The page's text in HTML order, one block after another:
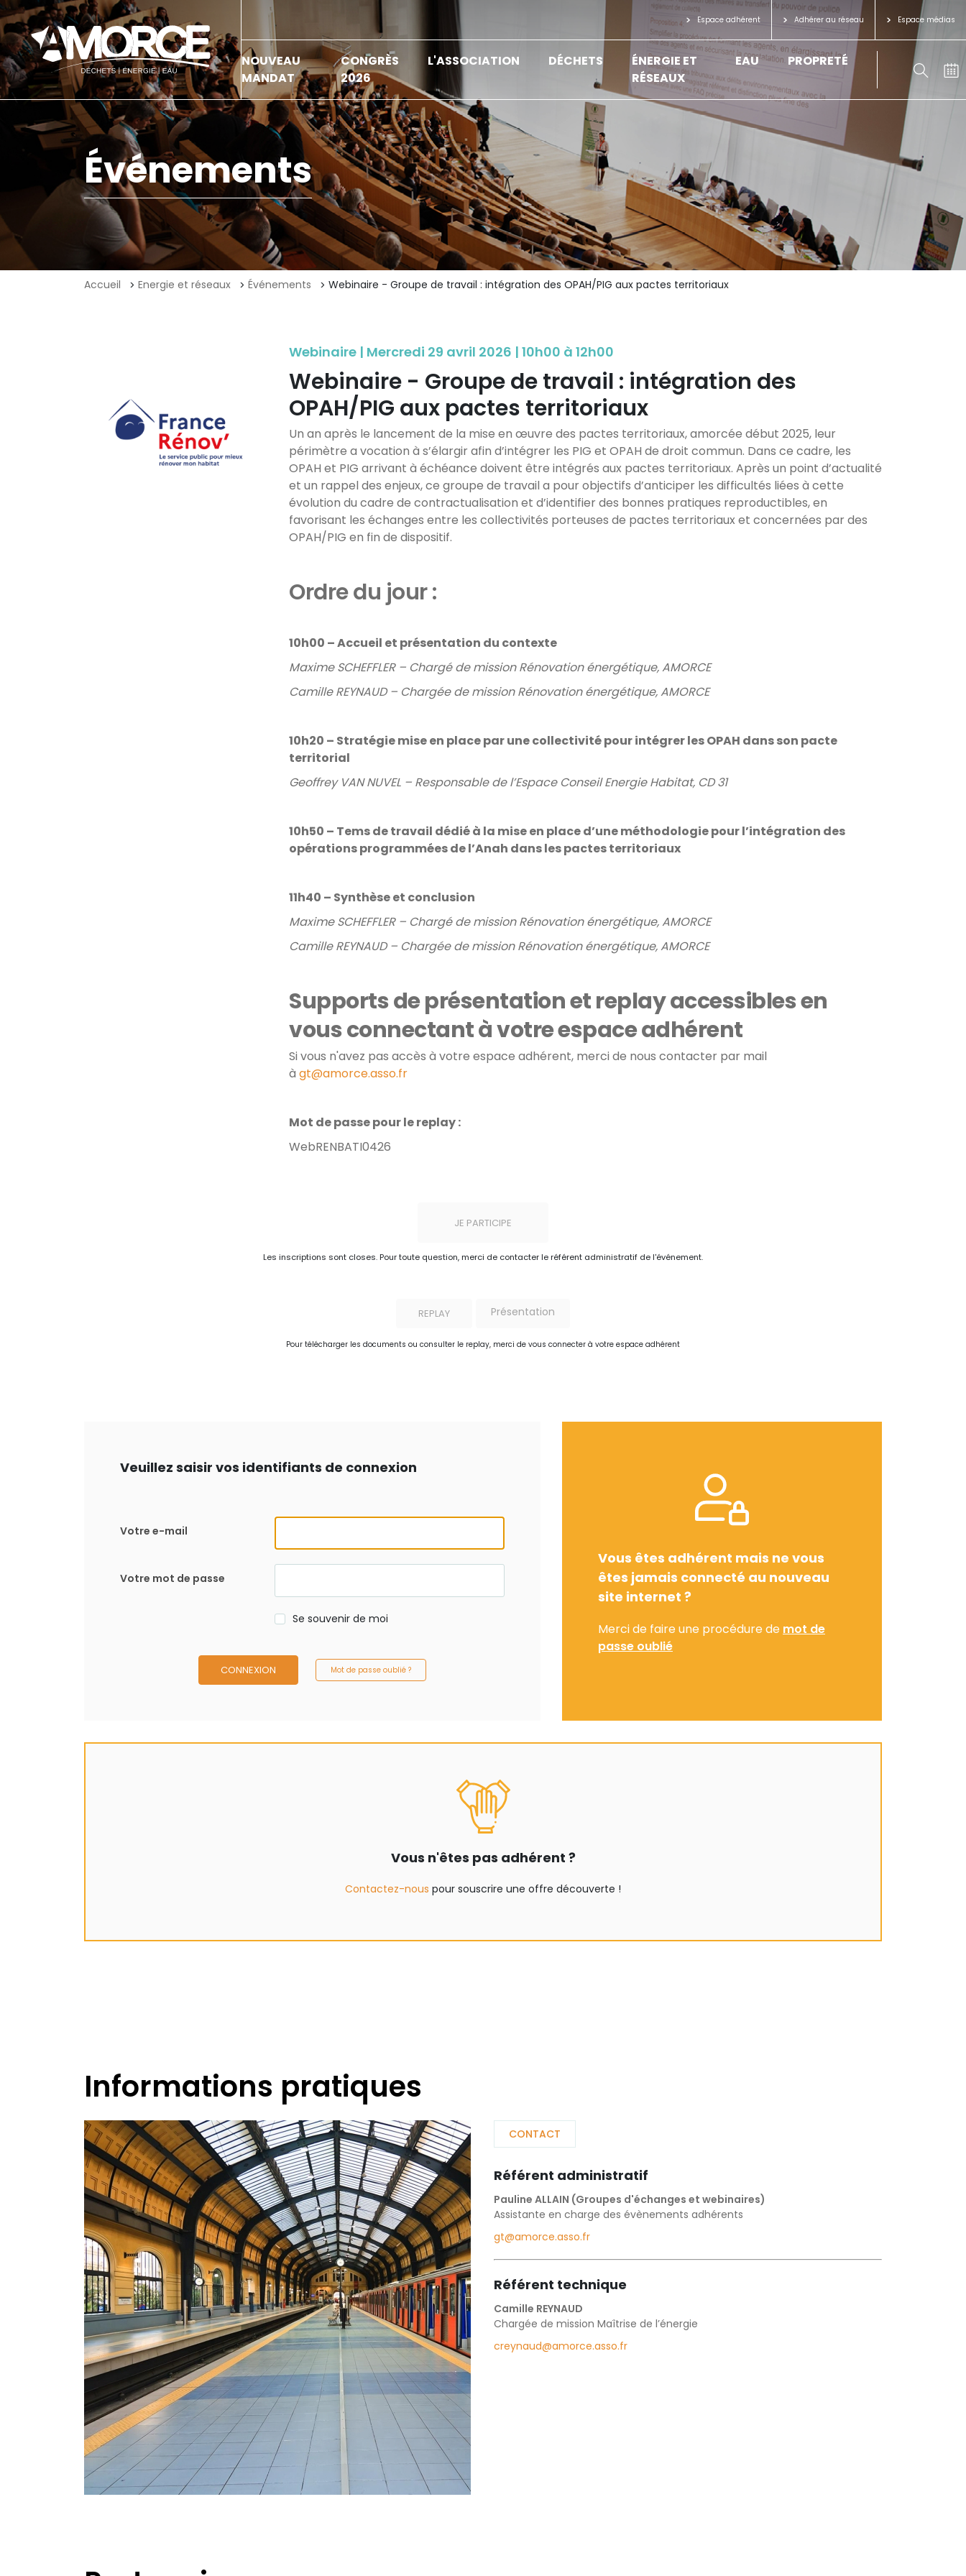
Espace adhérent Adhérer au réseau Espace médias
NOUVEAU
MANDAT
CONGRÈS
2026
L'ASSOCIATION DÉCHETS
ÉNERGIE ET
RÉSEAUX
EAU PROPRETÉ
Événements
Accueil Energie et réseaux Événements Webinaire - Groupe de travail : intégration des OPAH/PIG aux pactes territoriaux
Webinaire | Mercredi 29 avril 2026 | 10h00 à 12h00
Webinaire - Groupe de travail : intégration des
OPAH/PIG aux pactes territoriaux
Un an après le lancement de la mise en œuvre des pactes territoriaux, amorcée début 2025, leur
périmètre a vocation à s’élargir afin d’intégrer les PIG et OPAH de droit commun. Dans ce cadre, les
OPAH et PIG arrivant à échéance doivent être intégrés aux pactes territoriaux. Après un point d’actualité
et un rappel des enjeux, ce groupe de travail a pour objectifs d’anticiper les difficultés liées à cette
évolution du cadre de contractualisation et d’identifier des bonnes pratiques reproductibles, en
favorisant les échanges entre les collectivités porteuses de pactes territoriaux et concernées par des
OPAH/PIG en fin de dispositif.
Ordre du jour :
10h00 – Accueil et présentation du contexte
Maxime SCHEFFLER – Chargé de mission Rénovation énergétique, AMORCE
Camille REYNAUD – Chargée de mission Rénovation énergétique, AMORCE
10h20 – Stratégie mise en place par une collectivité pour intégrer les OPAH dans son pacte
territorial
Geoffrey VAN NUVEL – Responsable de l’Espace Conseil Energie Habitat, CD 31
10h50 – Tems de travail dédié à la mise en place d’une méthodologie pour l’intégration des
opérations programmées de l’Anah dans les pactes territoriaux
11h40 – Synthèse et conclusion
Maxime SCHEFFLER – Chargé de mission Rénovation énergétique, AMORCE
Camille REYNAUD – Chargée de mission Rénovation énergétique, AMORCE
Supports de présentation et replay accessibles en
vous connectant à votre espace adhérent
Si vous n'avez pas accès à votre espace adhérent, merci de nous contacter par mail
à gt@amorce.asso.fr
Mot de passe pour le replay :
WebRENBATI0426
JE PARTICIPE
Les inscriptions sont closes. Pour toute question, merci de contacter le référent administratif de l'événement.
REPLAY Présentation
Pour télécharger les documents ou consulter le replay, merci de vous connecter à votre espace adhérent
Veuillez saisir vos identifiants de connexion
Votre e-mail
Votre mot de passe
Se souvenir de moi
CONNEXION Mot de passe oublié ?
Vous êtes adhérent mais ne vous
êtes jamais connecté au nouveau
site internet ?
Merci de faire une procédure de mot de
passe oublié
Vous n'êtes pas adhérent ?
Contactez-nous pour souscrire une offre découverte !
Informations pratiques
CONTACT
Référent administratif
Pauline ALLAIN (Groupes d'échanges et webinaires)
Assistante en charge des évènements adhérents
gt@amorce.asso.fr
Référent technique
Camille REYNAUD
Chargée de mission Maîtrise de l’énergie
creynaud@amorce.asso.fr